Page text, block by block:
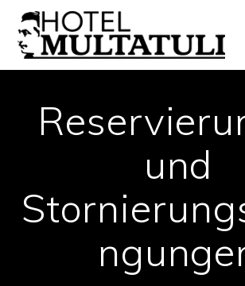
content
und